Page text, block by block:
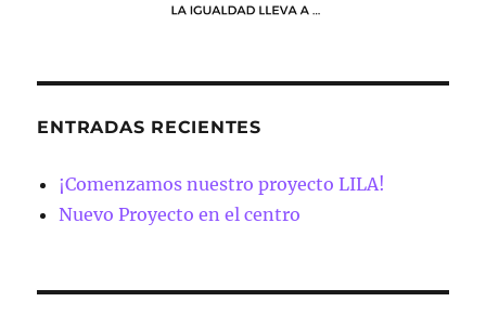
ENTRADAS RECIENTES
¡Comenzamos nuestro proyecto LILA!
Nuevo Proyecto en el centro